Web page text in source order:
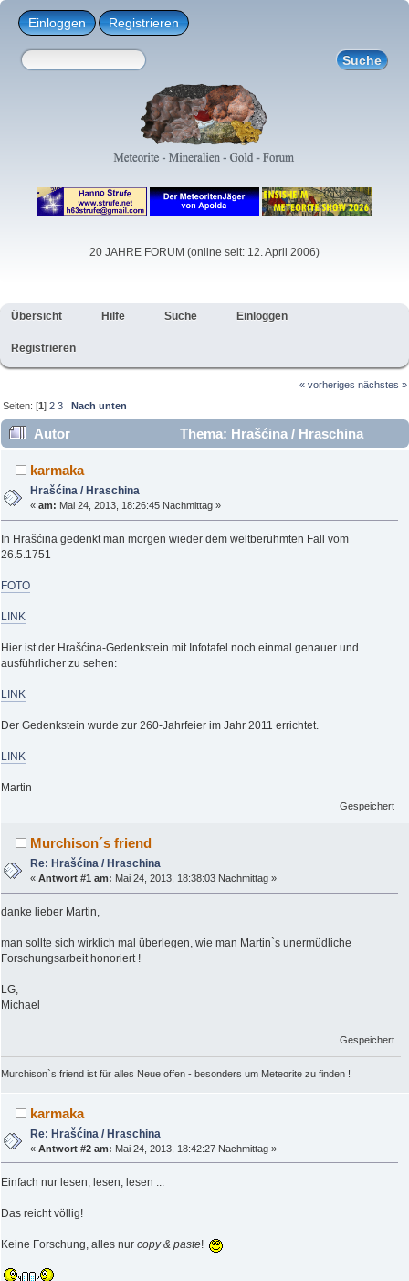
Einloggen Registrieren
20 JAHRE FORUM (online seit: 12. April 2006)
Übersicht Hilfe Suche Einloggen
Registrieren
« vorheriges nächstes »
Seiten: [1]2 3 Nach unten
Autor
Thema: Hrašćina / Hraschina
(Gelesen 13943 mal)
karmaka
Hrašćina / Hraschina
«am: Mai 24, 2013, 18:26:45 Nachmittag »
In Hrašćina gedenkt man morgen wieder dem weltberühmten Fall vom
26.5.1751
FOTO
LINK
Hier ist der Hrašćina-Gedenkstein mit Infotafel noch einmal genauer und
ausführlicher zu sehen:
LINK
Der Gedenkstein wurde zur 260-Jahrfeier im Jahr 2011 errichtet.
LINK
Martin
Gespeichert
Murchison´s friend
Re: Hrašćina / Hraschina
«Antwort #1 am: Mai 24, 2013, 18:38:03 Nachmittag »
danke lieber Martin,
man sollte sich wirklich mal überlegen, wie man Martin`s unermüdliche
Forschungsarbeit honoriert !
LG,
Michael
Gespeichert
Murchison`s friend ist für alles Neue offen - besonders um Meteorite zu finden !
karmaka
Re: Hrašćina / Hraschina
«Antwort #2 am: Mai 24, 2013, 18:42:27 Nachmittag »
Einfach nur lesen, lesen, lesen ...
Das reicht völlig!
Keine Forschung, alles nur copy & paste!